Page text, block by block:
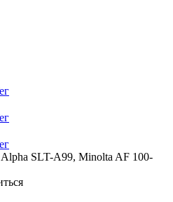
SLT-A99, Minolta AF 100-